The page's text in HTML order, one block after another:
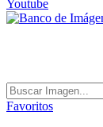
Youtube
Favoritos